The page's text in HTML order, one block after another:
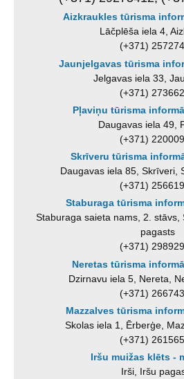
Aizkraukles tūrisma
Lāčplēša iela 4,
(+371)
Jaunjelgavas tūrisma
Jelgavas iela 33,
(+371)
Pļaviņu tūrisma
Daugavas iela 49,
(+371)
Skrīveru tūrisma
Daugavas iela 85, Skrīveri,
(+371)
Staburaga tūrisma
Staburaga saieta nams, 2.
pagasts
(+371)
Neretas tūrisma
Dzirnavu iela 5, Nereta,
(+371)
Mazzalves tūrisma
Skolas iela 1, Ērberģe,
(+371)
Iršu muižas klēts -
Irši, Iršu